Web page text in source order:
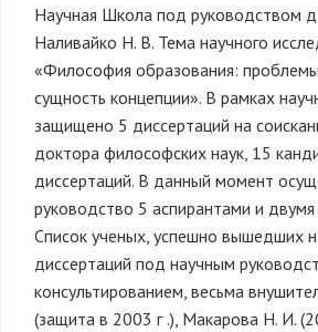
Научная Школа под руководством
Наливайко Н. В. Тема научного
«Философия образования:
сущность концепции». В рамках
защищено 5 диссертаций на
доктора философских наук, 15
диссертаций. В данный момент
руководство 5 аспирантами и
Список ученых, успешно вышедших
диссертаций под научным
консультированием, весьма
(защита в 2003 г.), Макарова Н. И. (